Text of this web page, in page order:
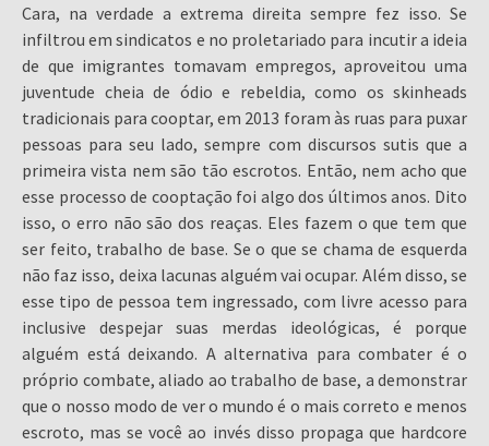
Cara, na verdade a extrema direita sempre fez isso. Se
infiltrou em sindicatos e no proletariado para incutir a ideia
de que imigrantes tomavam empregos, aproveitou uma
juventude cheia de ódio e rebeldia, como os skinheads
tradicionais para cooptar, em 2013 foram às ruas para puxar
pessoas para seu lado, sempre com discursos sutis que a
primeira vista nem são tão escrotos. Então, nem acho que
esse processo de cooptação foi algo dos últimos anos. Dito
isso, o erro não são dos reaças. Eles fazem o que tem que
ser feito, trabalho de base. Se o que se chama de esquerda
não faz isso, deixa lacunas alguém vai ocupar. Além disso, se
esse tipo de pessoa tem ingressado, com livre acesso para
inclusive despejar suas merdas ideológicas, é porque
alguém está deixando. A alternativa para combater é o
próprio combate, aliado ao trabalho de base, a demonstrar
que o nosso modo de ver o mundo é o mais correto e menos
escroto, mas se você ao invés disso propaga que hardcore